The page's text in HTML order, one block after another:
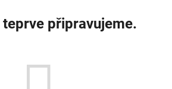
připravujeme.